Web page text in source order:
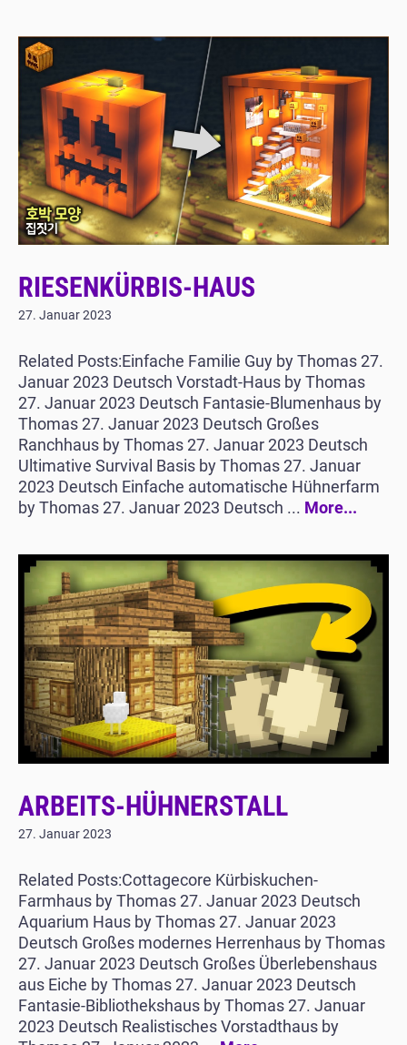
RIESENKÜRBIS-HAUS
27. Januar 2023
Related Posts:Einfache Familie Guy by Thomas 27.
Januar 2023 Deutsch Vorstadt-Haus by Thomas
27. Januar 2023 Deutsch Fantasie-Blumenhaus by
Thomas 27. Januar 2023 Deutsch Großes
Ranchhaus by Thomas 27. Januar 2023 Deutsch
Ultimative Survival Basis by Thomas 27. Januar
2023 Deutsch Einfache automatische Hühnerfarm
by Thomas 27. Januar 2023 Deutsch ... More...
ARBEITS-HÜHNERSTALL
27. Januar 2023
Related Posts:Cottagecore Kürbiskuchen-
Farmhaus by Thomas 27. Januar 2023 Deutsch
Aquarium Haus by Thomas 27. Januar 2023
Deutsch Großes modernes Herrenhaus by Thomas
27. Januar 2023 Deutsch Großes Überlebenshaus
aus Eiche by Thomas 27. Januar 2023 Deutsch
Fantasie-Bibliothekshaus by Thomas 27. Januar
2023 Deutsch Realistisches Vorstadthaus by